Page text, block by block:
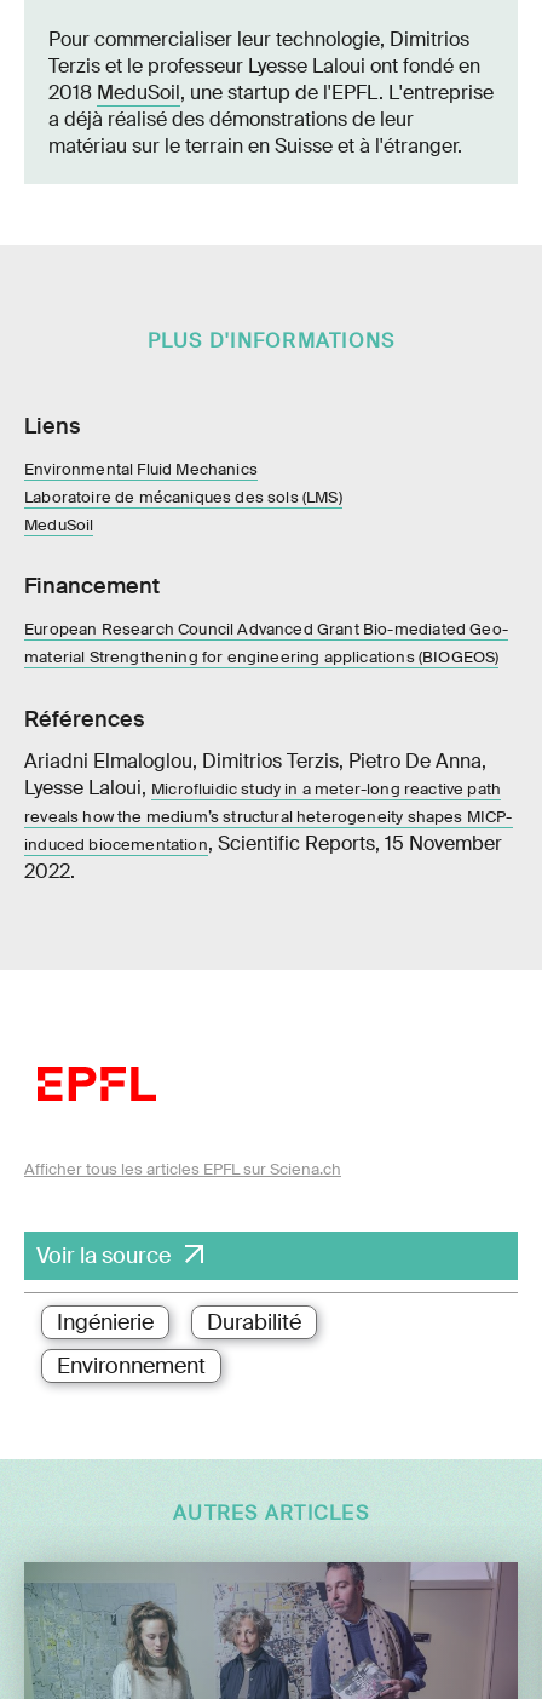
Pour commercialiser leur technologie, Dimitrios
Terzis et le professeur Lyesse Laloui ont fondé en
2018 MeduSoil, une startup de l'EPFL. L'entreprise
a déjà réalisé des démonstrations de leur
matériau sur le terrain en Suisse et à l'étranger.
PLUS D'INFORMATIONS
Liens
Environmental Fluid Mechanics
Laboratoire de mécaniques des sols (LMS)
MeduSoil
Financement
European Research Council Advanced Grant Bio-mediated Geo-
material Strengthening for engineering applications (BIOGEOS)
Références
Ariadni Elmaloglou, Dimitrios Terzis, Pietro De Anna,
Lyesse Laloui, Microfluidic study in a meter-long reactive path
reveals how the medium’s structural heterogeneity shapes MICP-
induced biocementation, Scientific Reports, 15 November
2022.
Afficher tous les articles EPFL sur Sciena.ch
Voir la source
Ingénierie
Durabilité
Environnement
AUTRES ARTICLES